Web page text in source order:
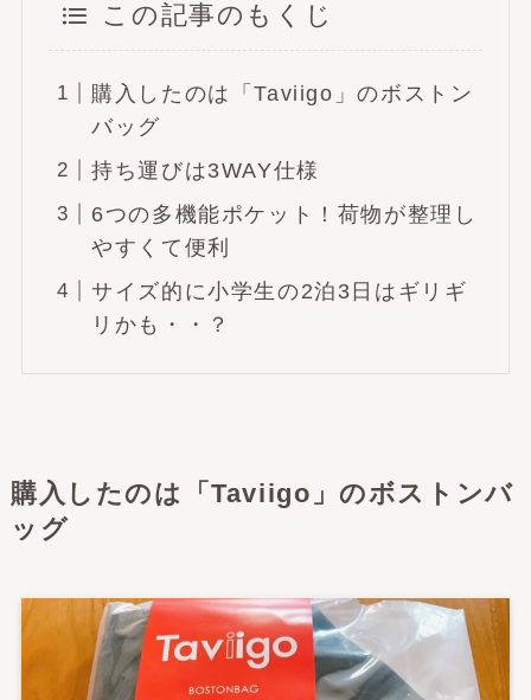
この記事のもくじ
購入したのは「Taviigo」のボストン
バッグ
持ち運びは3WAY仕様
6つの多機能ポケット！荷物が整理し
やすくて便利
サイズ的に小学生の2泊3日はギリギ
リかも・・？
購入したのは「Taviigo」のボストンバ
ッグ